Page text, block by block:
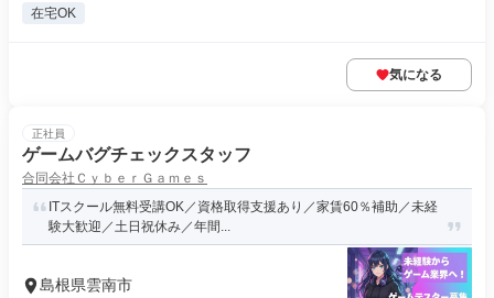
在宅OK
気になる
正社員
ゲームバグチェックスタッフ
合同会社ＣｙｂｅｒＧａｍｅｓ
ITスクール無料受講OK／資格取得支援あり／家賃60％補助／未経
験大歓迎／土日祝休み／年間...
島根県雲南市